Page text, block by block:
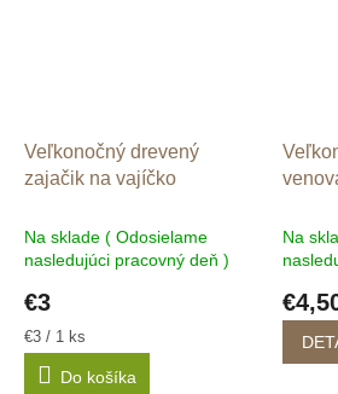
Veľkonočný drevený
zajačik na vajíčko
Na sklade ( Odosielame
nasledujúci pracovný deň )
€3
Jednotková
cena:
€3 / 1 ks
Do košíka
Na